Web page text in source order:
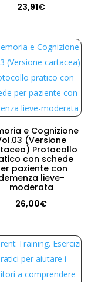
5.00
su 5
23,91€
e Cognizione
(Versione
Protocollo
con schede
paziente con
lieve-
moderata
26,00€